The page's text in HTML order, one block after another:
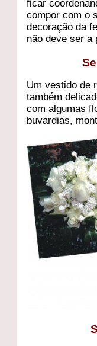
ficar
compor com o
decoração da
não deve ser a
Um vestido de
também
com algumas
buvardias,